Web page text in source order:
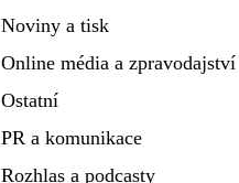
Noviny a tisk
Online média a zpravodajství
Ostatní
PR a komunikace
Rozhlas a podcasty